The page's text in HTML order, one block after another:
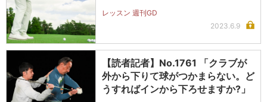
レッスン 週刊GD
2023.6.9
【読者記者】No.1761 「クラブが
外から下りて球がつかまらない。ど
うすればインから下ろせますか?」